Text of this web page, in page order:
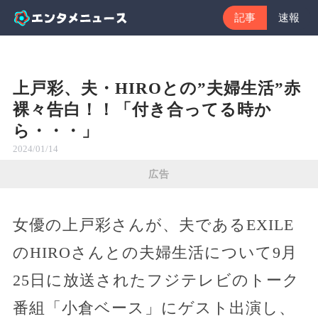
記事 速報
上戸彩、夫・HIROとの”夫婦生活”赤
裸々告白！！「付き合ってる時か
ら・・・」
2024/01/14
広告
女優の上戸彩さんが、夫であるEXILE
のHIROさんとの夫婦生活について9月
25日に放送されたフジテレビのトーク
番組「小倉ベース」にゲスト出演し、